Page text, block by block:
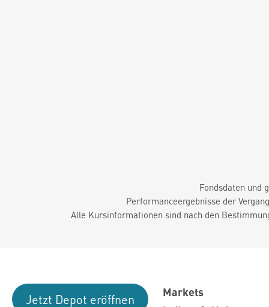
Fondsdaten und
Performanceergebnisse der
Alle Kursinformationen sind nach den
Jetzt Depot eröffnen
Markets